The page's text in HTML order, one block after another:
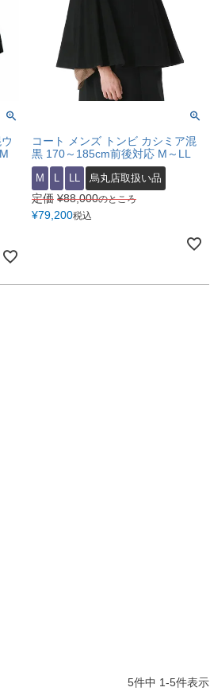
コート メンズ トンビ カシミア混
黒 170～185cm前後対応 M～LL
M 烏丸店取扱い品
定価 ¥88,000のところ
¥79,200税込
5件中 1-5件表示